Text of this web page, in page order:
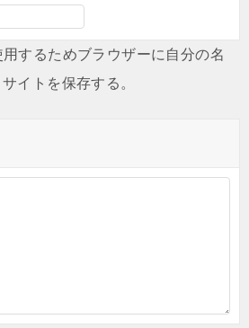
するためブラウザーに自分の名
イトを保存する。